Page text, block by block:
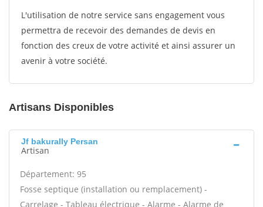
L'utilisation de notre service sans engagement vous
permettra de recevoir des demandes de devis en
fonction des creux de votre activité et ainsi assurer un
avenir à votre société.
Artisans Disponibles
Jf bakurally Persan
Artisan
Département: 95
Fosse septique (installation ou remplacement) -
Carrelage - Tableau électrique - Alarme - Alarme de